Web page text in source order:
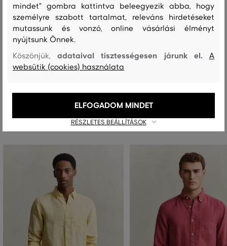
Kezelési útmutató
MOSÁS FEHÉRÍTÉS SZÁRÍTÁS VASALÁS TISZTÍTÁS
Ajánlott termékek
mindet" gombra kattintva beleegyezik abba, hogy
személyre szabott tartalmat, releváns hirdetéseket
mutassunk és vonzó, online vásárlási élményt
nyújtsunk Önnek.
Köszönjük,adataival tisztességesen járunk el.A
websütik (cookies) használata
RÉSZLETES BEÁLLÍTÁSOK
ELFOGADOM MINDET